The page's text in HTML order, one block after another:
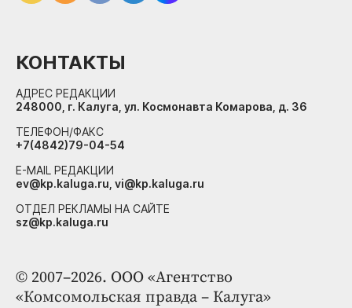
© 2007–2026. ООО «Агентство
«Комсомольская правда – Калуга»
КОНТАКТЫ
АДРЕС РЕДАКЦИИ
248000, г. Калуга, ул. Космонавта Комарова, д. 36
ТЕЛЕФОН/ФАКС
+7(4842)79-04-54
E-MAIL РЕДАКЦИИ
ev@kp.kaluga.ru, vi@kp.kaluga.ru
ОТДЕЛ РЕКЛАМЫ НА САЙТЕ
sz@kp.kaluga.ru